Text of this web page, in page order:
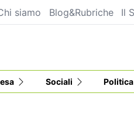
siamo Blog&Rubriche Il
Sociali Politica